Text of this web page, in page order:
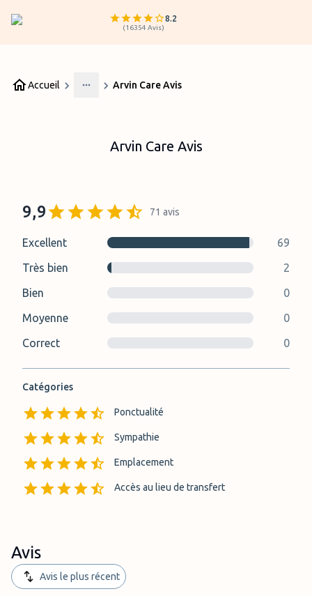
8.2
(16354 Avis)
Accueil
More
Arvin Care Avis
Arvin Care Avis
9,9 71 avis
Excellent
69
Très bien
2
Bien
0
Moyenne
0
Correct
0
Catégories
Ponctualité
Sympathie
Emplacement
Accès au lieu de transfert
Avis
Avis le plus récent